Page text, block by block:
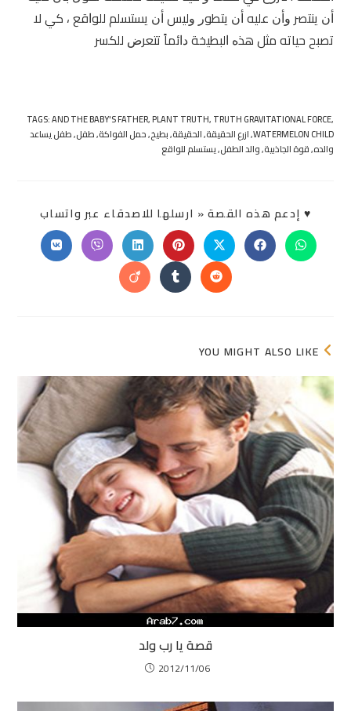
ﺃﻥ ﻳﻨﺘﺼﺮ ﻭﺃﻥ ﻋﻠﻴﻪ ﺃﻥ ﻳﺘﻄﻮﺭ ﻭﻟﻴﺲ ﺃﻥ ﻳﺴﺘﺴﻠﻢ ﻟﻠﻮﺍﻗﻊ ، ﻛﻲ ﻻ
ﺗﺼﺒﺢ ﺣﻴﺎﺗﻪ ﻣﺜﻞ ﻫﺬﻩ ﺍﻟﺒﻄﻴﺨﺔ ﺩﺍﺋﻤﺎً ﺗﺘﻌﺮﺽ ﻟﻠﻜﺴﺮ
TAGS:AND THE BABY'S FATHER, PLANT TRUTH, TRUTH GRAVITATIONAL FORCE,
WATERMELON CHILD
,ازرع الحقيقة,الحقيقة,بطيخ,حمل الفواكة,طفل,طفل يساعد
والده,قوة الجاذبية,والد الطفل,يستسلم للواقع
♥ إدعم هذه القصة « ارسلها للاصدقاء عبر واتسابSHARE
Opens
in
Opens
in
window
Opens
in
a
new
window
Opens
in
a
new
window
Opens
in
a
new
window
Opens
in
Opens
in
Opens
in
Opens
in
Opens
in
YOU MIGHT ALSO LIKE
قصة يا رب ولد
2012/11/06